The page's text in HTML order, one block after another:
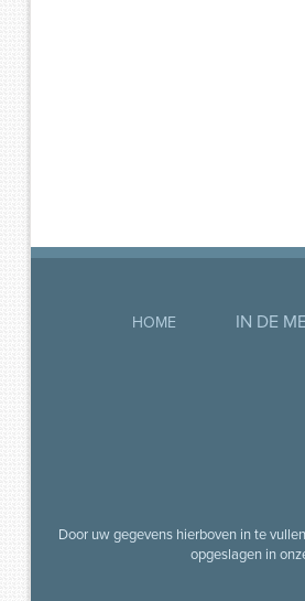
HOME IN DE
Door uw gegevens hierboven in te
opgeslagen in